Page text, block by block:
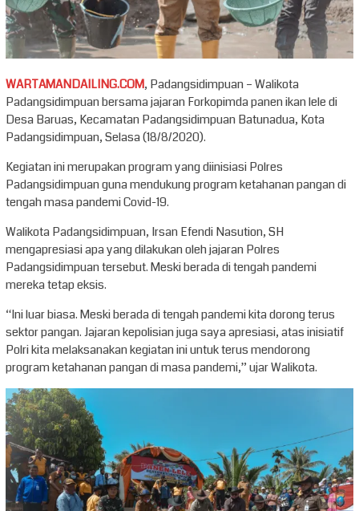
WARTAMANDAILING.COM, Padangsidimpuan – Walikota
Padangsidimpuan bersama jajaran Forkopimda panen ikan lele di
Desa Baruas, Kecamatan Padangsidimpuan Batunadua, Kota
Padangsidimpuan, Selasa (18/8/2020).
Kegiatan ini merupakan program yang diinisiasi Polres
Padangsidimpuan guna mendukung program ketahanan pangan di
tengah masa pandemi Covid-19.
Walikota Padangsidimpuan, Irsan Efendi Nasution, SH
mengapresiasi apa yang dilakukan oleh jajaran Polres
Padangsidimpuan tersebut. Meski berada di tengah pandemi
mereka tetap eksis.
“Ini luar biasa. Meski berada di tengah pandemi kita dorong terus
sektor pangan. Jajaran kepolisian juga saya apresiasi, atas inisiatif
Polri kita melaksanakan kegiatan ini untuk terus mendorong
program ketahanan pangan di masa pandemi,” ujar Walikota.